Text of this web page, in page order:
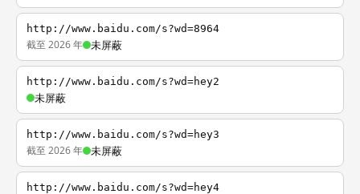
http://www.baidu.com/s?wd=8964
截至 2026 年 未屏蔽
http://www.baidu.com/s?wd=hey2
未屏蔽
http://www.baidu.com/s?wd=hey3
截至 2026 年 未屏蔽
http://www.baidu.com/s?wd=hey4